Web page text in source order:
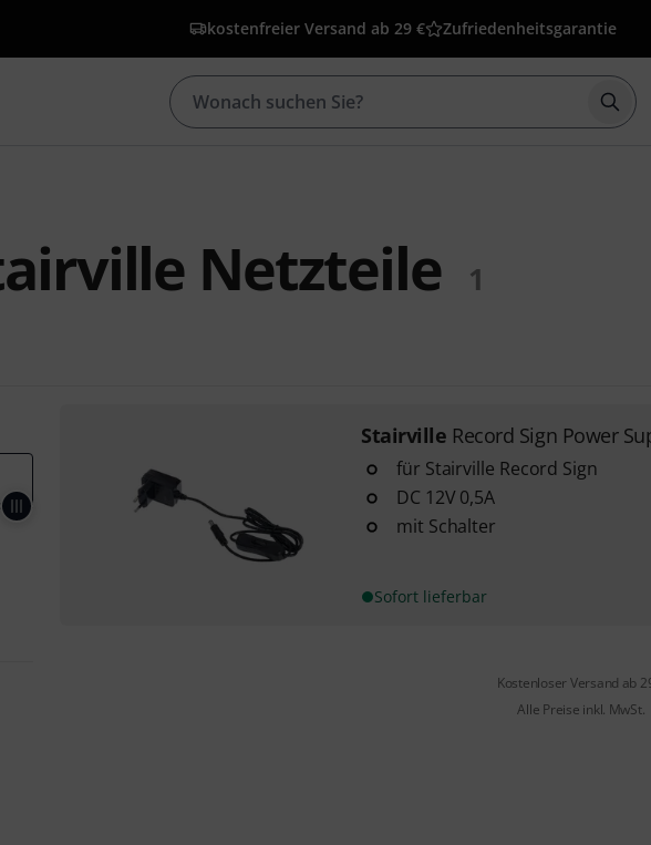
kostenfreier Versand ab 29 € Zufriedenheitsgarantie
Netzteile 1
Stairville Record Sign Power
für Stairville Record Sign
DC 12V 0,5A
mit Schalter
Sofort lieferbar
Kostenloser Versand ab
Alle Preise inkl. MwSt.